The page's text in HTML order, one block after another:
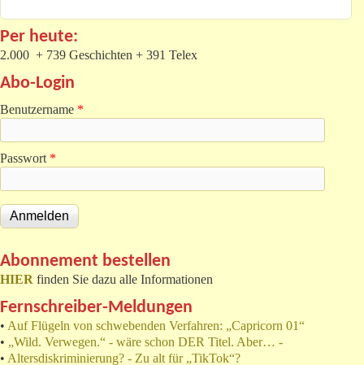
Per heute:
2.000 + 739 Geschichten + 391 Telex
Abo-Login
Benutzername *
Passwort *
Abonnement bestellen
HIER finden Sie dazu alle Informationen
Fernschreiber-Meldungen
• Auf Flügeln von schwebenden Verfahren: „Capricorn 01“
• „Wild. Verwegen.“ - wäre schon DER Titel. Aber… -
• Altersdiskriminierung? - Zu alt für „TikTok“?